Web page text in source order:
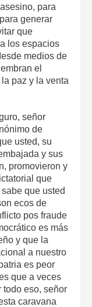
para
generar
que
los espacios
medios de
el
paz y la venta
señor
de
usted, su
y sus
promovieron y
que
que usted
ecos de
pos fraude
es más
y que la
a nuestro
es peor
que a veces
todo eso, señor
caravana